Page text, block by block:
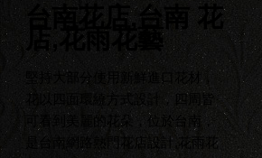
台南花店,台南 花
店,花雨花藝
堅持大部分使用新鮮進口花材，
花以四面環繞方式設計，四周皆
可看到美麗的花朵，位於台南，
是台南網路熱門花店設計,花雨花